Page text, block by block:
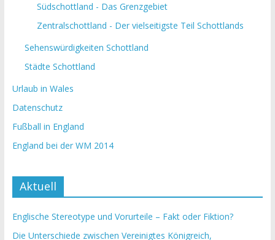
Südschottland - Das Grenzgebiet
Zentralschottland - Der vielseitigste Teil Schottlands
Sehenswürdigkeiten Schottland
Städte Schottland
Urlaub in Wales
Datenschutz
Fußball in England
England bei der WM 2014
Aktuell
Englische Stereotype und Vorurteile – Fakt oder Fiktion?
Die Unterschiede zwischen Vereinigtes Königreich,